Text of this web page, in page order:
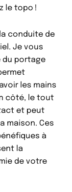
le topo !
conduite de
Je vous
du portage
les mains
côté, le tout
et peut
maison. Ces
à
la
de votre